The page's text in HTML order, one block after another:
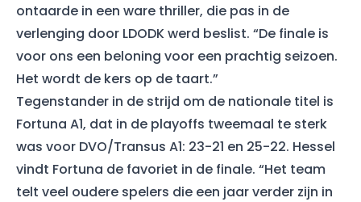
ontaarde in een ware thriller, die pas in de
verlenging door LDODK werd beslist. “De finale is
voor ons een beloning voor een prachtig seizoen.
Het wordt de kers op de taart.”
Tegenstander in de strijd om de nationale titel is
Fortuna A1, dat in de playoffs tweemaal te sterk
was voor DVO/Transus A1: 23-21 en 25-22. Hessel
vindt Fortuna de favoriet in de finale. “Het team
telt veel oudere spelers die een jaar verder zijn in